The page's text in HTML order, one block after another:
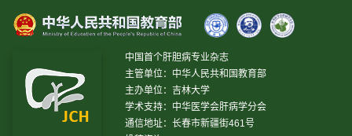
中国首个肝胆病专业杂志
主管单位：中华人民共和国教育部
主办单位：吉林大学
学术支持：中华医学会肝病学分会
通信地址：长春市新疆街461号